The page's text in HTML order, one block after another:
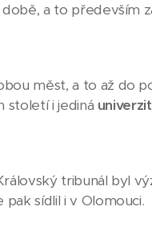
a to především
měst, a to až do
století i jediná
tribunál byl
sídlil i v Olomouci.